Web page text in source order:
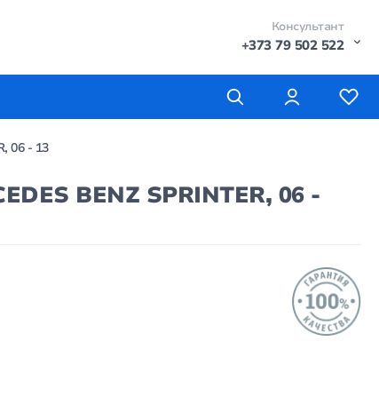
Консультант
+373 79 502 522
06 - 13
BENZ SPRINTER, 06 -